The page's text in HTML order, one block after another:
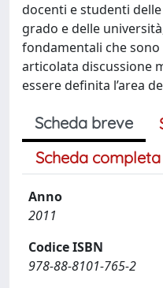
docenti e studenti
grado e delle
fondamentali che sono
articolata discussione
essere definita l’area
Scheda breve
Scheda completa
Anno
2011
Codice ISBN
978-88-8101-765-2